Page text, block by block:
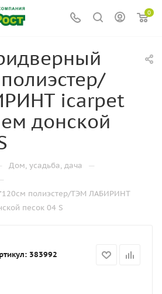
0
icarpet
донской
Дом, усадьба, дача —
полиэстер/ТЭМ ЛАБИРИНТ
песок 04 S
383992